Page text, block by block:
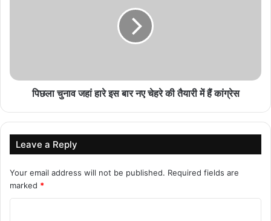
महाकाल नगरी में श्रीकृष्ण का विराट स्वरूप! उज्जैन में बनेगी
151 फीट ऊंची प्रतिमा, 220 करोड़ होंगे खर्च
August 5, 2026
सम्मान समारोह के बाद कवि सम्मेलन का आयोजन होगा। इसमें लोकप्रिय कवि
शैलेष लोढ़ा-मुम्बई, सुश्वेता सिंह-बड़ौदरा, कमलेश शर्मा-इटावा, संजय झाला-
जयपुर, बलराम श्रीवास्तव-मैनपुरी एवं गोविंद राठी-शाजापुर रचनाओं का पाठ
पिछला चुनाव जहां हारे इस बार नए चेहरे की तैयारी में हैं कांग्रेस
Leave a Reply
Your email address will not be published. Required fields are
marked *